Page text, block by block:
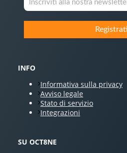
INFO
Informativa sulla privacy
Avviso legale
Stato di servizio
Integrazioni
SU OCT8NE